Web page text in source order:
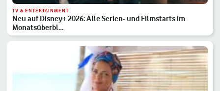
TV & ENTERTAINMENT
Neu auf Disney+ 2026: Alle Serien- und Filmstarts im
Monatsüberbl…